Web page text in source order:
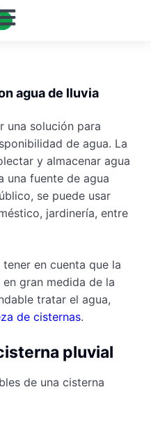
agua de lluvia
una solución para
de agua. La
y almacenar agua
una fuente de agua
se puede usar
jardinería, entre
en cuenta que la
gran medida de la
tratar el agua,
de cisternas.
pluvial
de una cisterna